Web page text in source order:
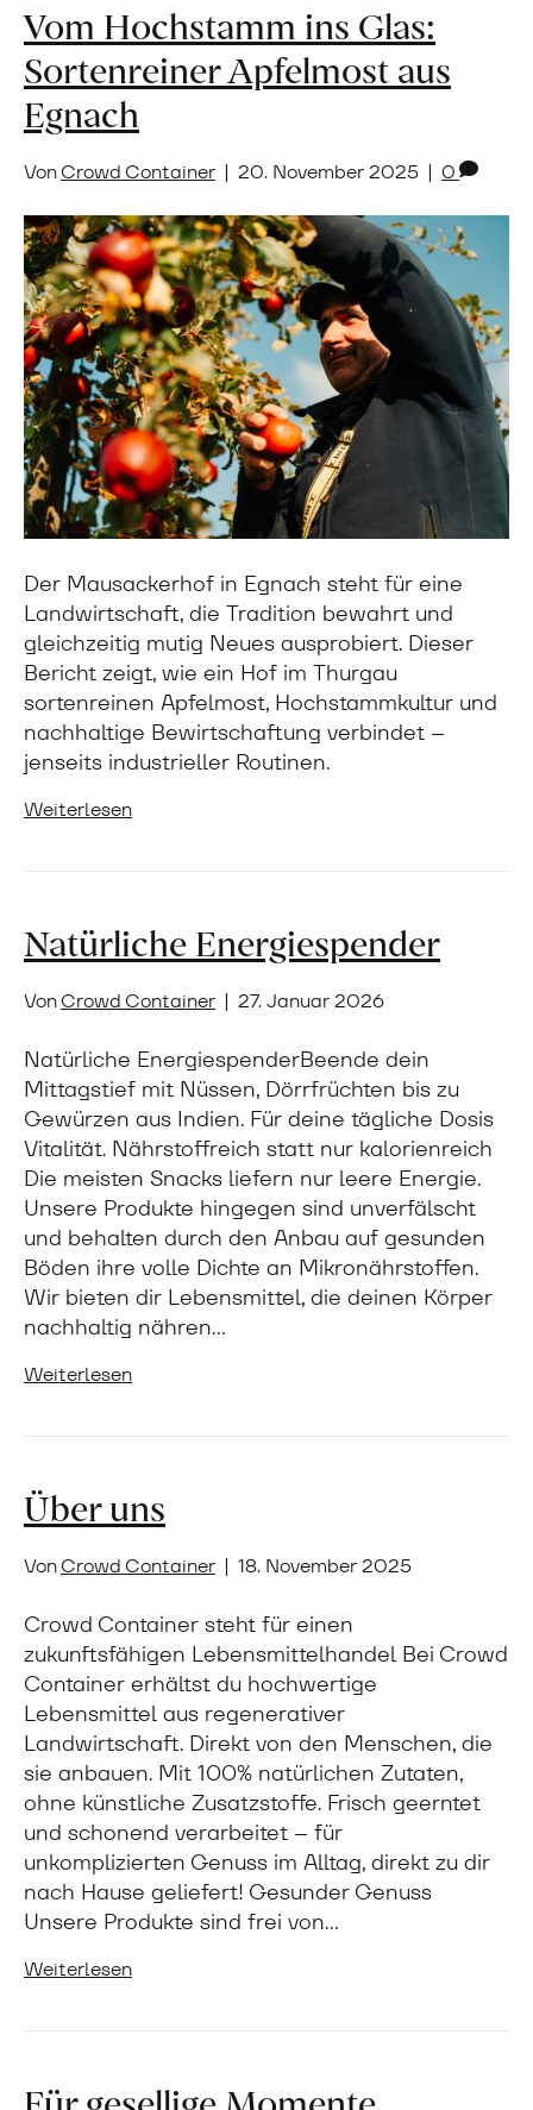
Vom Hochstamm ins Glas:
Sortenreiner Apfelmost aus
Egnach
VonCrowd Container | 20. November 2025 | 0
Der Mausackerhof in Egnach steht für eine
Landwirtschaft, die Tradition bewahrt und
gleichzeitig mutig Neues ausprobiert. Dieser
Bericht zeigt, wie ein Hof im Thurgau
sortenreinen Apfelmost, Hochstammkultur und
nachhaltige Bewirtschaftung verbindet –
jenseits industrieller Routinen.
Weiterlesen
Natürliche Energiespender
VonCrowd Container | 27. Januar 2026
Natürliche EnergiespenderBeende dein
Mittagstief mit Nüssen, Dörrfrüchten bis zu
Gewürzen aus Indien. Für deine tägliche Dosis
Vitalität. Nährstoffreich statt nur kalorienreich
Die meisten Snacks liefern nur leere Energie.
Unsere Produkte hingegen sind unverfälscht
und behalten durch den Anbau auf gesunden
Böden ihre volle Dichte an Mikronährstoffen.
Wir bieten dir Lebensmittel, die deinen Körper
nachhaltig nähren…
Weiterlesen
Über uns
VonCrowd Container | 18. November 2025
Crowd Container steht für einen
zukunftsfähigen Lebensmittelhandel Bei Crowd
Container erhältst du hochwertige
Lebensmittel aus regenerativer
Landwirtschaft. Direkt von den Menschen, die
sie anbauen. Mit 100% natürlichen Zutaten,
ohne künstliche Zusatzstoffe. Frisch geerntet
und schonend verarbeitet – für
unkomplizierten Genuss im Alltag, direkt zu dir
nach Hause geliefert! Gesunder Genuss
Unsere Produkte sind frei von…
Weiterlesen